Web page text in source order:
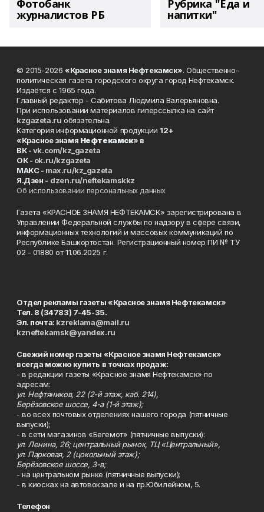
Фотобанк
журналистов РБ
Рубрика "Еда и
напитки"
© 2015-2026 «Красное знамя Нефтекамск». Общественно-
политическая газета городского округа город Нефтекамск.
Издаётся с 1965 года.
Главный редактор - Сабитова Людмила Валерьяновна.
При использовании материалов гиперссылка на сайт
kzgazeta.ru обязательна.
Категория информационной продукции 12+
«Красное знамя Нефтекамск» в
ВК -vk.com/kz_gazeta
ОК - ok.ru/kzgazeta
MAKC - max.ru/kz_gazeta
Я.Дзен - dzen.ru/neftekamskkz
Об использовании персональных данных
Газета «КРАСНОЕ ЗНАМЯ НЕФТЕКАМСК» зарегистрирована в
Управлении Федеральной службы по надзору в сфере связи,
информационных технологий и массовых коммуникаций по
Республике Башкортостан. Регистрационный номер ПИ № ТУ
02 - 01880 от 11.06.2025 г.
Отдел рекламы газеты «Красное знамя Нефтекамск»
Тел. 8 (34783) 7-45-35.
Эл. почта: kzreklama@mail.ru
kzneftekamsk@yandex.ru
Свежий номер газеты «Красное знамя Нефтекамск»
всегда можно купить в точках продаж:
- в редакции газеты «Красное знамя Нефтекамск» по
адресам:
ул. Нефтяников, 22 (2-й этаж, каб. 214),
Берёзовское шоссе, 4-а (1-й этаж);
- во всех почтовых отделениях нашего города (пятничные
выпуски);
- в сети магазинов «Бегемот» (пятничные выпуски):
ул. Ленина, 26; центральный рынок, ТЦ «Центральный»,
ул. Парковая, 2 (цокольный этаж);
Берёзовское шоссе, 3-в;
- на центральном рынке (пятничные выпуски);
- в киосках на автовокзале и на пр.Юбилейном, 5.
Телефон